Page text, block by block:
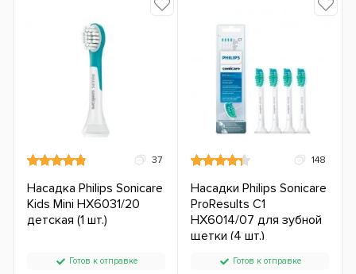
37
Насадка Philips Sonicare
Kids Mini HX6031/20
детская (1 шт.)
Готов к отправке
148
Насадки Philips Sonicare
ProResults C1
HX6014/07 для зубной
щетки (4 шт.)
Готов к отправке